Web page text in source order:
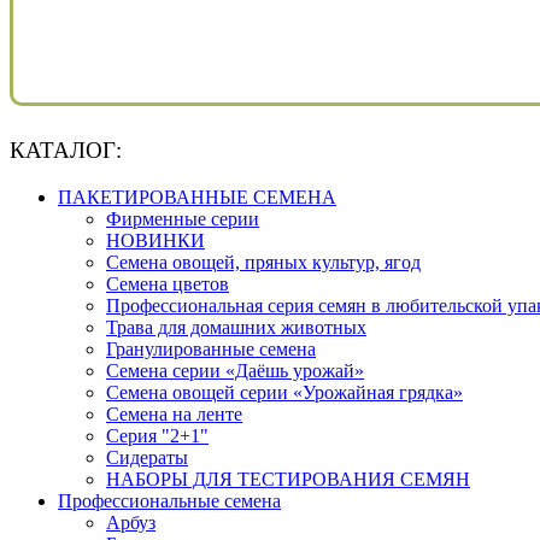
КАТАЛОГ:
ПАКЕТИРОВАННЫЕ СЕМЕНА
Фирменные серии
НОВИНКИ
Семена овощей, пряных культур, ягод
Семена цветов
Профессиональная серия семян в любительской
Трава для домашних животных
Гранулированные семена
Семена серии «Даёшь урожай»
Семена овощей серии «Урожайная грядка»
Семена на ленте
Серия "2+1"
Сидераты
НАБОРЫ ДЛЯ ТЕСТИРОВАНИЯ СЕМЯН
Профессиональные семена
Арбуз